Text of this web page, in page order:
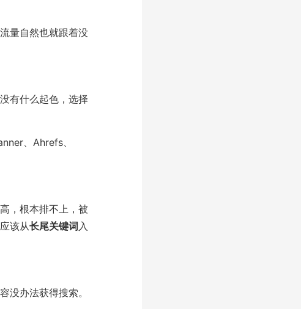
量自然也就跟着没
有什么起色，选择
、Ahrefs、
，根本排不上，被
该从长尾关键词 入
没办法获得搜索。